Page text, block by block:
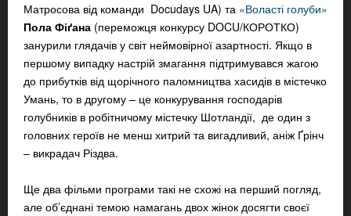
Матросова від команди Docudays UA) та «Воласті голуби»
Пола Фіґана (переможця конкурсу DOCU/КОРОТКО)
занурили глядачів у світ неймовірної азартності. Якщо в
першому випадку настрій змагання підтримувався жагою
до прибутків від щорічного паломництва хасидів в містечко
Умань, то в другому – це конкурування господарів
голубників в робітничому містечку Шотландії, де один з
головних героїв не менш хитрий та вигадливий, аніж Ґрінч
– викрадач Різдва.
Ще два фільми програми такі не схожі на перший погляд,
але об’єднані темою намагань двох жінок досягти своєї